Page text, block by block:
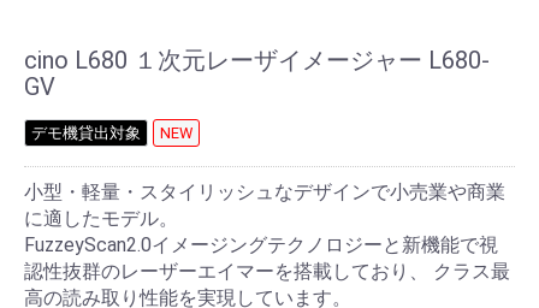
cino L680 １次元レーザイメージャー L680-
GV
デモ機貸出対象 NEW
小型・軽量・スタイリッシュなデザインで小売業や商業
に適したモデル。
FuzzeyScan2.0イメージングテクノロジーと新機能で視
認性抜群のレーザーエイマーを搭載しており、 クラス最
高の読み取り性能を実現しています。